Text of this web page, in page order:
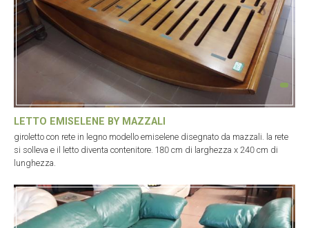
LETTO EMISELENE BY MAZZALI
giroletto con rete in legno modello emiselene disegnato da mazzali. la rete
si solleva e il letto diventa contenitore. 180 cm di larghezza x 240 cm di
lunghezza.